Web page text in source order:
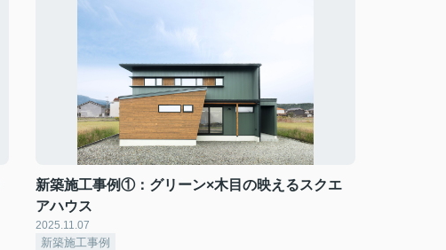
新築施工事例①：グリーン×木目の映えるスクエ
アハウス
2025.11.07
新築施工事例